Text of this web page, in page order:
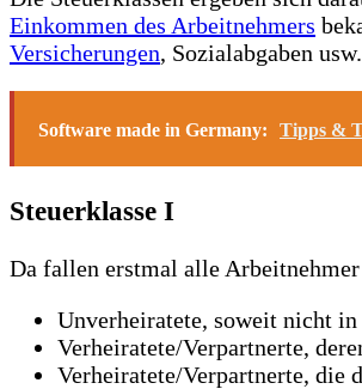
Einkommen des Arbeitnehmers
Versicherungen, Sozialabgaben
Software made in Germany: Tipps &
Steuerklasse I
Da fallen erstmal alle
Unverheiratete, soweit nicht in
Verheiratete/Verpartnerte,
Verheiratete/Verpartnerte, die